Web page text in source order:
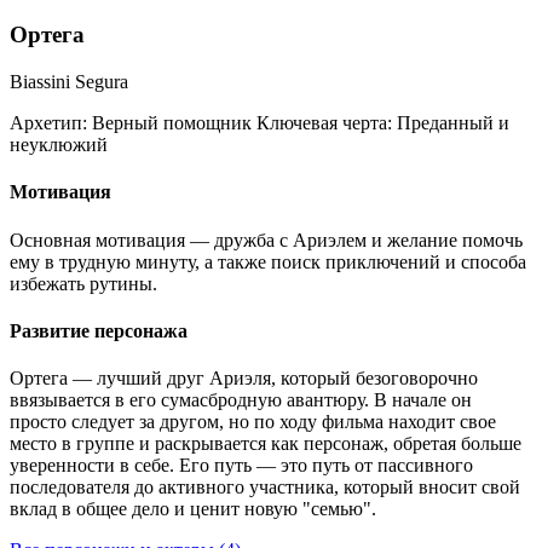
Ортега
Biassini Segura
Архетип: Верный помощник Ключевая черта: Преданный и
неуклюжий
Мотивация
Основная мотивация — дружба с Ариэлем и желание помочь
ему в трудную минуту, а также поиск приключений и способа
избежать рутины.
Развитие персонажа
Ортега — лучший друг Ариэля, который безоговорочно
ввязывается в его сумасбродную авантюру. В начале он
просто следует за другом, но по ходу фильма находит свое
место в группе и раскрывается как персонаж, обретая больше
уверенности в себе. Его путь — это путь от пассивного
последователя до активного участника, который вносит свой
вклад в общее дело и ценит новую "семью".